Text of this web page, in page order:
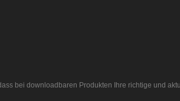
bei downloadbaren Produkten Ihre richtige und